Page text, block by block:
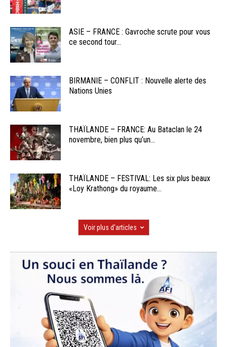
ASIE – FRANCE : Gavroche scrute pour vous
ce second tour...
BIRMANIE – CONFLIT : Nouvelle alerte des
Nations Unies
THAÏLANDE – FRANCE: Au Bataclan le 24
novembre, bien plus qu’un...
THAÏLANDE – FESTIVAL: Les six plus beaux
«Loy Krathong» du royaume...
Voir plus d'articles